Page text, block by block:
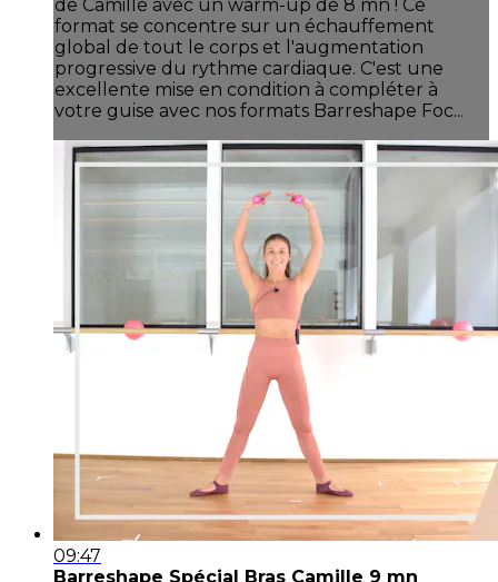
de Camille avec un warm-up de 8 mn ! Ce
format se concentre sur un échauffement
global de tout le corps et l'augmentation
progressive du rythme cardiaque. C'est une
excellente mise en condition à compléter à
votre guise avec nos formats Barreshape Foc...
09:47
Barreshape Spécial Bras Camille 9 mn